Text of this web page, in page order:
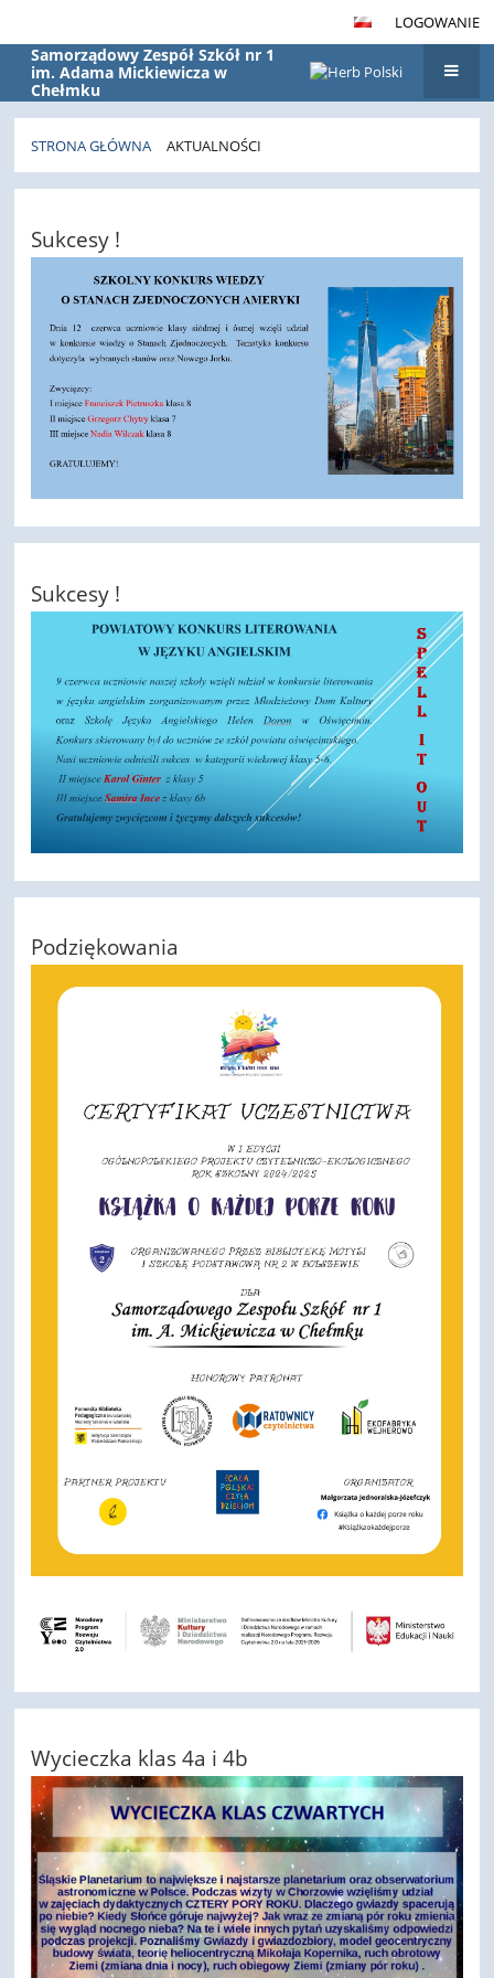
LOGOWANIE
Samorządowy Zespół Szkół nr 1
im. Adama Mickiewicza w
Chełmku
STRONA GŁÓWNA AKTUALNOŚCI
Sukcesy !
Sukcesy !
Podziękowania
Wycieczka klas 4a i 4b